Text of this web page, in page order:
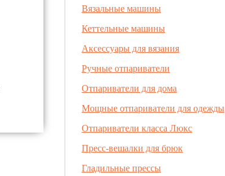
Вязальные машины
Кеттельные машины
Аксессуары для вязания
Ручные отпариватели
Отпариватели для дома
Мощные отпариватели для одежды
Отпариватели класса Люкс
Пресс-вешалки для брюк
Гладильные прессы